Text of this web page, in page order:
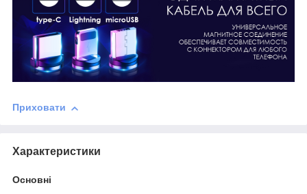
Приховати
Характеристики
Основні